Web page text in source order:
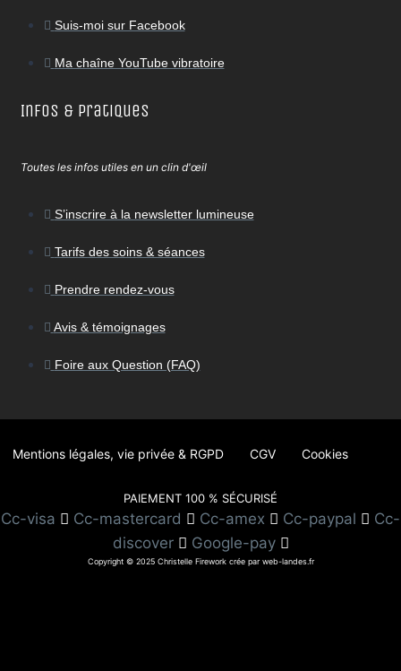
Suis-moi sur Facebook
Ma chaîne YouTube vibratoire
Infos & Pratiques
Toutes les infos utiles en un clin d'œil
S’inscrire à la newsletter lumineuse
Tarifs des soins & séances
Prendre rendez-vous
Avis & témoignages
Foire aux Question (FAQ)
Mentions légales, vie privée & RGPD CGV Cookies
PAIEMENT 100 % SÉCURISÉ
Cc-visa Cc-mastercard Cc-amex Cc-paypal
Cc-
discover
Google-pay
Copyright © 2025 Christelle Firework crée par web-landes.fr